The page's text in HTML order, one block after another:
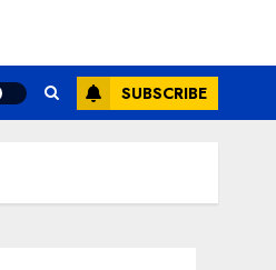
SUBSCRIBE